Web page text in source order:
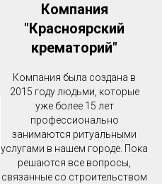
Компания
"Красноярский
крематорий"
Компания была создана в
2015 году людьми, которые
уже более 15 лет
профессионально
занимаются ритуальными
услугами в нашем городе. Пока
решаются все вопросы,
связанные со строительством